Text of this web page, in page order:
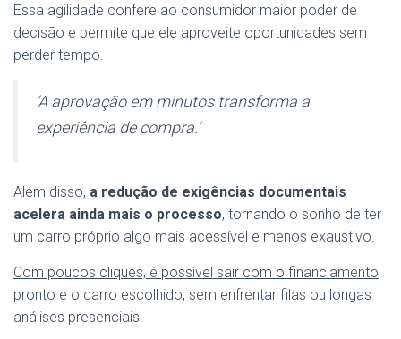
Essa agilidade confere ao consumidor maior poder de
decisão e permite que ele aproveite oportunidades sem
perder tempo.
‘A aprovação em minutos transforma a
experiência de compra.’
Além disso, a redução de exigências documentais
acelera ainda mais o processo, tornando o sonho de ter
um carro próprio algo mais acessível e menos exaustivo.
Com poucos cliques, é possível sair com o financiamento
pronto e o carro escolhido, sem enfrentar filas ou longas
análises presenciais.